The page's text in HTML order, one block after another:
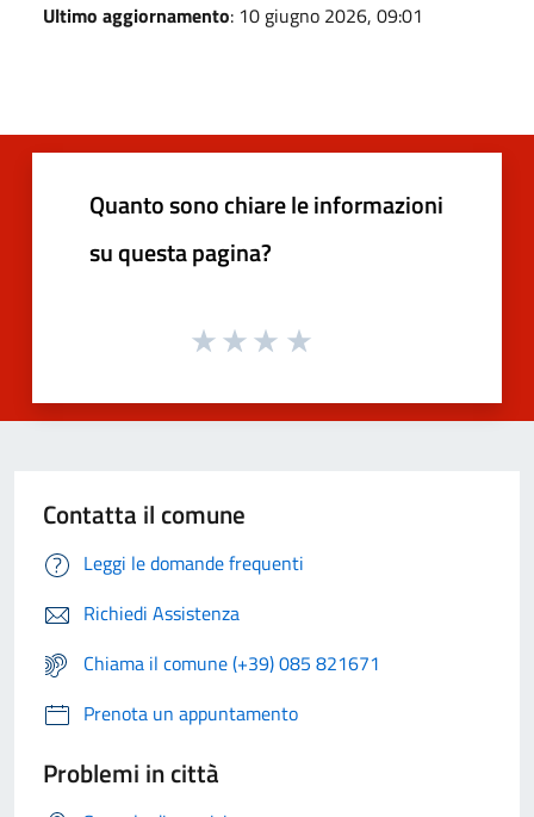
Ultimo aggiornamento: 10 giugno 2026, 09:01
Quanto sono chiare le informazioni
su questa pagina?
Contatta il comune
Leggi le domande frequenti
Richiedi Assistenza
Chiama il comune (+39) 085 821671
Prenota un appuntamento
Problemi in città